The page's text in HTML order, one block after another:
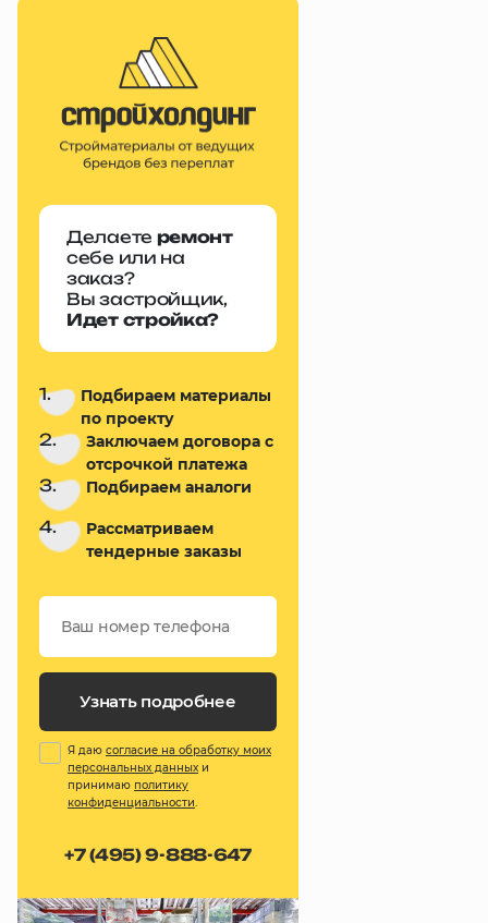
Делаете ремонт
себе или на
заказ?
Вы застройщик,
Идет стройка?
1.
Подбираем материалы
по проекту
2.
Заключаем договора с
отсрочкой платежа
3. Подбираем аналоги
4.
Рассматриваем
тендерные заказы
Узнать подробнее
Я даю согласие на обработку моих
персональных данных и
принимаю политику
конфиденциальности.
+7 (495) 9-888-647